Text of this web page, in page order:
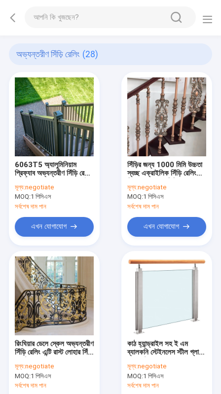
অভ্যন্তরীণ সিঁড়ি রেলিং (28)
6063T5 অ্যালুমিনিয়াম
প্রিফ্যাব অভ্যন্তরীণ সিঁড়ি রেলিং
মূল্য:negotiate
MOQ:1 পিসিএস
সর্বশেষ দাম পান
এখন যোগাযোগ
সিঁড়ির জন্য 1000 মিমি উচ্চতা
স্বচ্ছ এক্রাইলিক সিঁড়ি রেলিং
হ্যান্ড্রাইল
মূল্য:negotiate
MOQ:1 পিসিএস
সর্বশেষ দাম পান
এখন যোগাযোগ
রিংঘিয়ার ডেলে স্কেল অভ্যন্তরীণ
সিঁড়ি রেলিং এন্টি রাস্ট লোহার সিঁড়ি
মূল্য:negotiate
MOQ:1 পিসিএস
সর্বশেষ দাম পান
কাঠ হ্যান্ড্রাইল সহ ই এম
ব্যালকনি স্টেইনলেস স্টীল গ্লাস
মূল্য:negotiate
MOQ:1 পিসিএস
সর্বশেষ দাম পান